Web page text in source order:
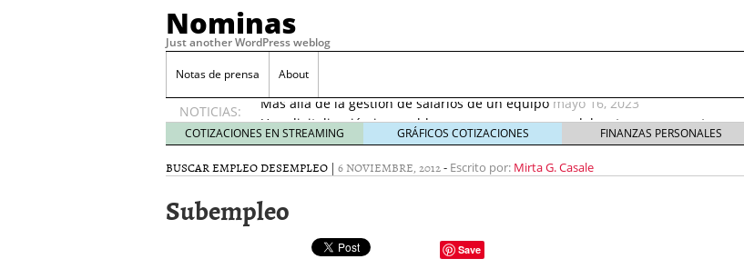
Nominas
Just another WordPress weblog
Notas de prensa About
NOTICIAS:
Desempleo Colombia septiembre 2017
Una digitalización imparable: nuevos recursos que debes tener en cuenta
en el sector financiero
septiembre 2, 2021
¿Cómo afectó el Coronavirus al desarrollo de las nuevas tecnologías? mayo
22, 2021
Desempleo Colombia septiembre 2017
COTIZACIONES EN STREAMING GRÁFICOS COTIZACIONES FINANZAS PERSONALES
BUSCAR EMPLEODESEMPLEO | 6 NOVIEMBRE, 2012- Escrito por: Mirta G. Casale
Subempleo
Save